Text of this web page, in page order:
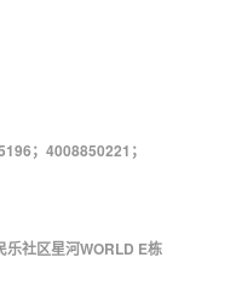
；4008850221；
乐社区星河WORLD E栋